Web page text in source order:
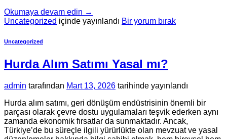
Okumaya devam edin →
Uncategorized içinde yayınlandı Bir yorum bırak
Uncategorized
Hurda Alım Satımı Yasal mı?
admin tarafından Mart 13, 2026 tarihinde yayınlandı
Hurda alım satımı, geri dönüşüm endüstrisinin önemli bir
parçası olarak çevre dostu uygulamaları teşvik ederken aynı
zamanda ekonomik fırsatlar da sunmaktadır. Ancak,
Türkiye’de bu süreçle ilgili yürürlükte olan mevzuat ve yasal